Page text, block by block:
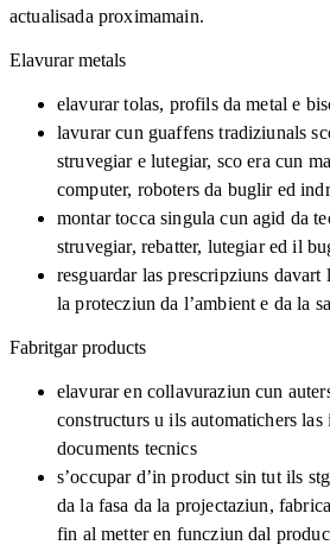
actualisada proximamain.
Elavurar metals
elavurar tolas, profils da metal e
lavurar cun guaffens tradiziunals
struvegiar e lutegiar, sco era cun
computer, roboters da buglir ed
montar tocca singula cun agid da
struvegiar, rebatter, lutegiar ed il
resguardar las prescripziuns davart
la protecziun da l’ambient e da la
Fabritgar products
elavurar en collavuraziun cun
constructurs u ils automatichers
documents tecnics
s’occupar d’in product sin tut ils
da la fasa da la projectaziun,
fin al metter en funcziun dal